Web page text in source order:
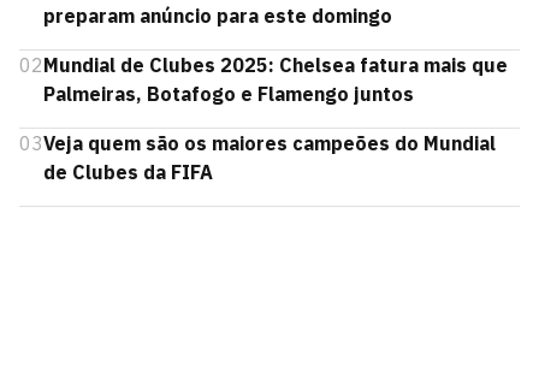
preparam anúncio para este domingo
02Mundial de Clubes 2025: Chelsea fatura mais que
Palmeiras, Botafogo e Flamengo juntos
03Veja quem são os maiores campeões do Mundial
de Clubes da FIFA